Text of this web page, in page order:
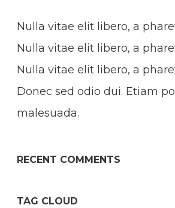
Nulla vitae elit libero, a
Nulla vitae elit libero, a
Nulla vitae elit libero, a
Donec sed odio dui. Etiam
malesuada.
RECENT COMMENTS
TAG CLOUD